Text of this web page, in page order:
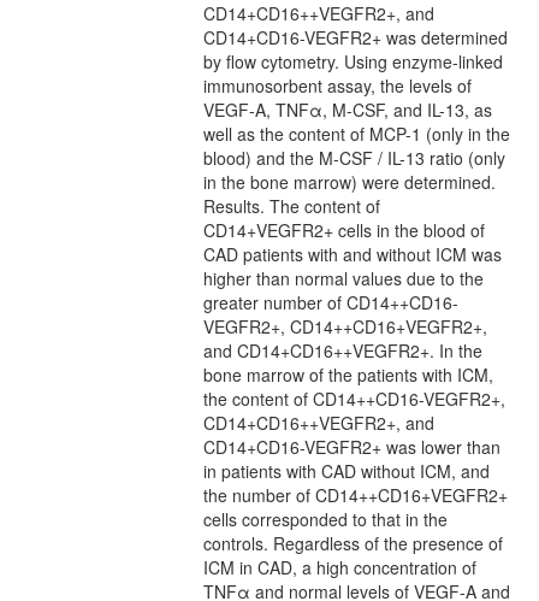
CD14+CD16++VEGFR2+, and
CD14+CD16-VEGFR2+ was determined
by flow cytometry. Using enzyme-linked
immunosorbent assay, the levels of
VEGF-A, TNFα, M-CSF, and IL-13, as
well as the content of MCP-1 (only in the
blood) and the M-CSF / IL-13 ratio (only
in the bone marrow) were determined.
Results. The content of
CD14+VEGFR2+ cells in the blood of
CAD patients with and without ICM was
higher than normal values due to the
greater number of CD14++CD16-
VEGFR2+, CD14++CD16+VEGFR2+,
and CD14+CD16++VEGFR2+. In the
bone marrow of the patients with ICM,
the content of CD14++CD16-VEGFR2+,
CD14+CD16++VEGFR2+, and
CD14+CD16-VEGFR2+ was lower than
in patients with CAD without ICM, and
the number of CD14++CD16+VEGFR2+
cells corresponded to that in the
controls. Regardless of the presence of
ICM in CAD, a high concentration of
TNFα and normal levels of VEGF-A and